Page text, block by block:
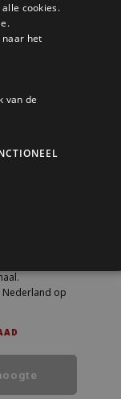
Nederland op
is ook een
cookies.
het
van de